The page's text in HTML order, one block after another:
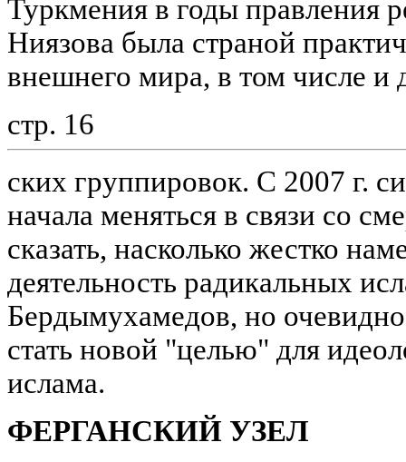
Туркмения в годы правления
Ниязова была страной
внешнего мира, в том числе и
стр. 16
ских группировок. С 2007 г.
начала меняться в связи со
сказать, насколько жестко
деятельность радикальных
Бердымухамедов, но
стать новой "целью" для
ислама.
ФЕРГАНСКИЙ УЗЕЛ